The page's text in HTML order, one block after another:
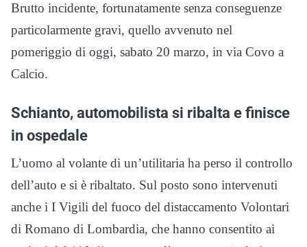
Brutto incidente, fortunatamente senza conseguenze
particolarmente gravi, quello avvenuto nel
pomeriggio di oggi, sabato 20 marzo, in via Covo a
Calcio.
Schianto, automobilista si ribalta e finisce
in ospedale
L’uomo al volante di un’utilitaria ha perso il controllo
dell’auto e si è ribaltato. Sul posto sono intervenuti
anche i I Vigili del fuoco del distaccamento Volontari
di Romano di Lombardia, che hanno consentito ai